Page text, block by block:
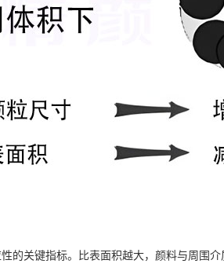
的关键指标。比表面积越大，颜料与周围